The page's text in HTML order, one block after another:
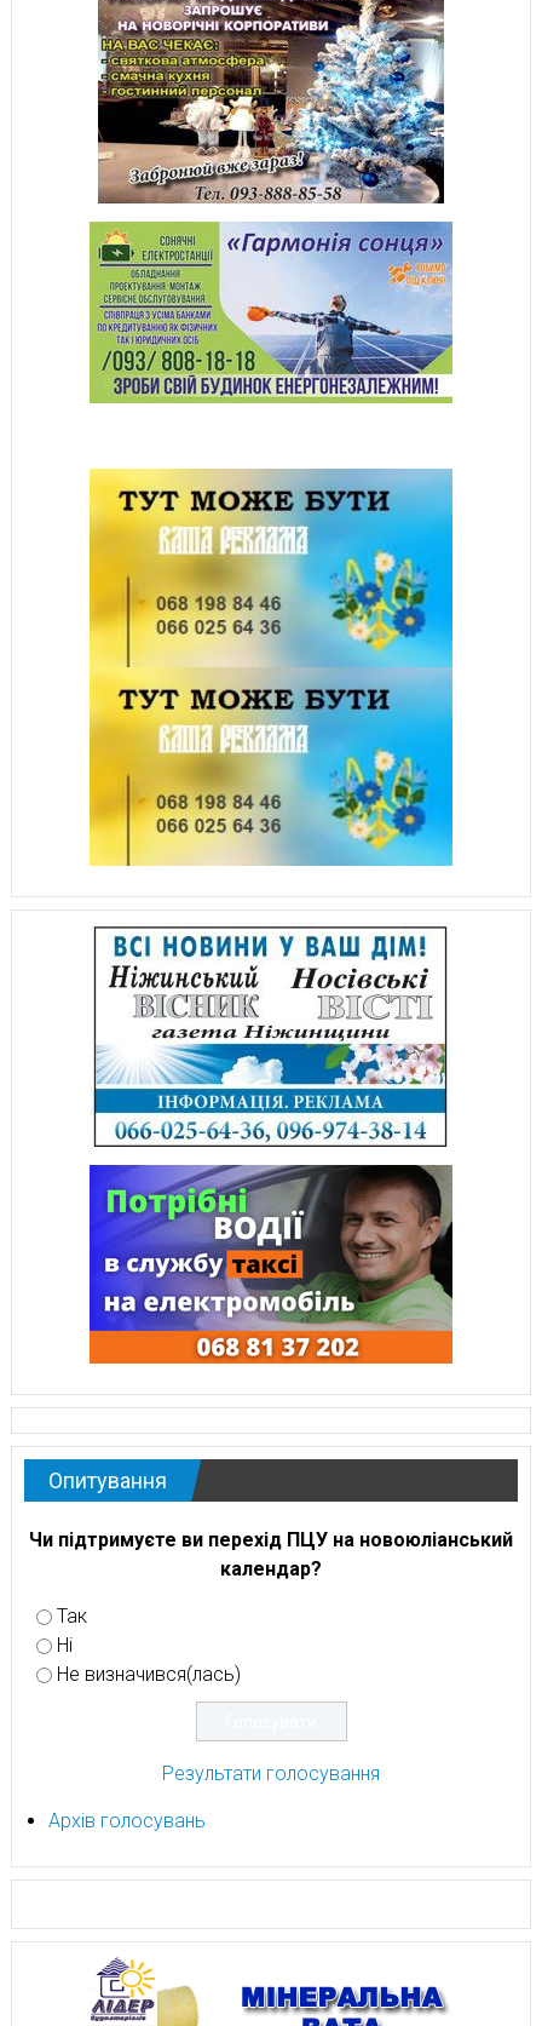
Опитування
Чи підтримуєте ви перехід ПЦУ на новоюліанський
календар?
Так
Ні
Не визначився(лась)
Результати голосування
Архів голосувань